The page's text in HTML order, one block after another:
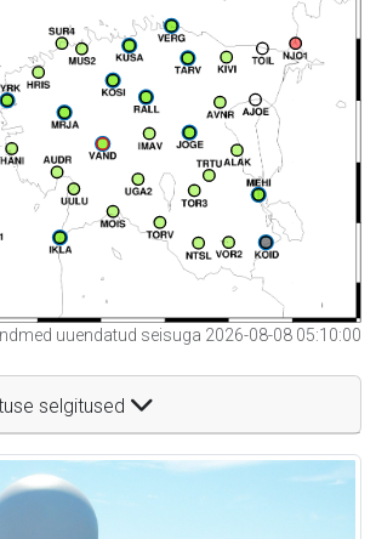
uuendatud seisuga 2026-08-08 05:10:00
selgitused